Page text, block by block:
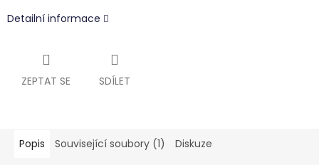
Detailní informace
ZEPTAT SE SDÍLET
Popis Související soubory (1) Diskuze